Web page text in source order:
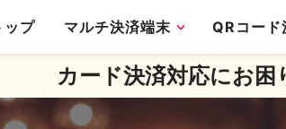
ップ マルチ決済端末 QRコード
カード決済対応にお困